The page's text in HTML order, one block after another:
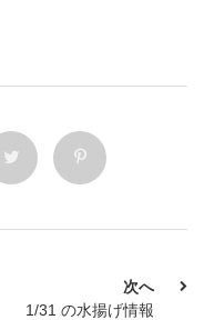
次へ
1/31 の水揚げ情報